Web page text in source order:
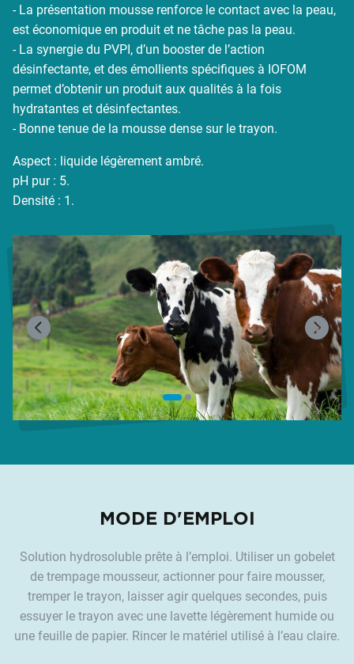
- La présentation mousse renforce le contact avec la peau,
est économique en produit et ne tâche pas la peau.
- La synergie du PVPI, d’un booster de l’action
désinfectante, et des émollients spécifiques à IOFOM
permet d’obtenir un produit aux qualités à la fois
hydratantes et désinfectantes.
- Bonne tenue de la mousse dense sur le trayon.
Aspect : liquide légèrement ambré.
pH pur : 5.
Densité : 1.
MODE D'EMPLOI
Solution hydrosoluble prête à l’emploi. Utiliser un gobelet
de trempage mousseur, actionner pour faire mousser,
tremper le trayon, laisser agir quelques secondes, puis
essuyer le trayon avec une lavette légèrement humide ou
une feuille de papier. Rincer le matériel utilisé à l’eau claire.